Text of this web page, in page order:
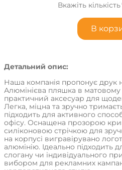
Вкажіть кількість
Детальний опис:
Наша компанія пропонує друк
Алюмінієва пляшка в матовому
практичний аксесуар для
Легка, міцна та зручно
підходить для активного
офісу. Оснащена прозорою
силіконовою стрічкою для
на корпусі вигравірувано
алюмінію. Ідеально підходить
слогану чи індивідуального
вибором для рекламних
В